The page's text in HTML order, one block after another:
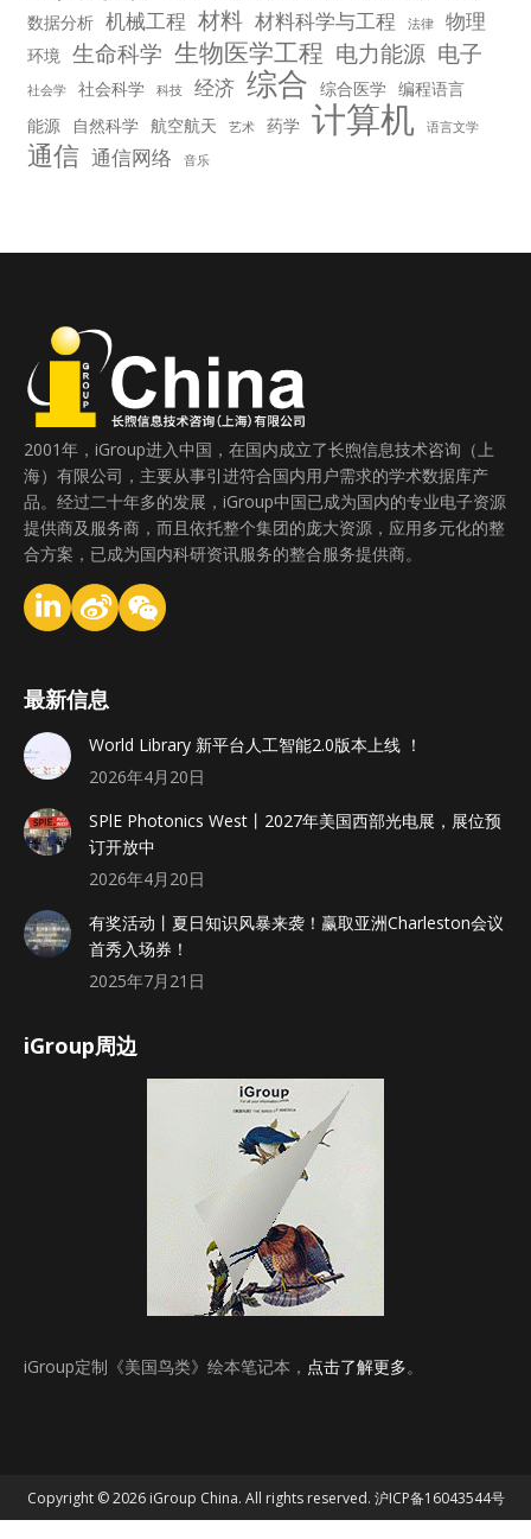
数据分析 机械工程 材料 材料科学与工程 法律 物理
环境 生命科学 生物医学工程 电力能源 电子
社会学 社会科学 科技 经济 综合 综合医学 编程语言
能源
自然科学 航空航天 艺术 药学 计算机 语言文学
通信 通信网络 音乐
2001年，iGroup进入中国，在国内成立了长煦信息技术咨询（上
海）有限公司，主要从事引进符合国内用户需求的学术数据库产
品。经过二十年多的发展，iGroup中国已成为国内的专业电子资源
提供商及服务商，而且依托整个集团的庞大资源，应用多元化的整
合方案，已成为国内科研资讯服务的整合服务提供商。
最新信息
World Library 新平台人工智能2.0版本上线 ！
2026年4月20日
SPlE Photonics West丨2027年美国西部光电展，展位预
订开放中
2026年4月20日
有奖活动丨夏日知识风暴来袭！赢取亚洲Charleston会议
首秀入场券！
2025年7月21日
iGroup周边
iGroup定制《美国鸟类》绘本笔记本， 点击了解更多。
Copyright © 2026 iGroup China. All rights reserved. 沪ICP备16043544号